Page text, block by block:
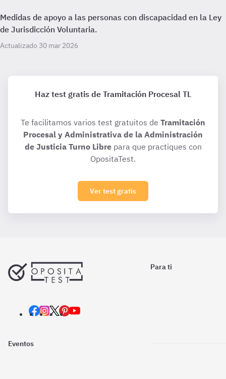
Medidas de apoyo a las personas con discapacidad en la Ley
de Jurisdicción Voluntaria.
Actualizado 30 mar 2026
Haz test gratis de Tramitación Procesal TL
Te facilitamos varios test gratuitos de Tramitación
Procesal y Administrativa de la Administración
de Justicia Turno Librepara que practiques con
OpositaTest.
Ver test gratis
Para ti
Eventos